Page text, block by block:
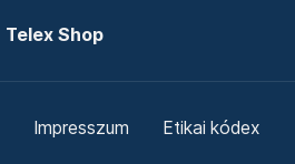
Telex Shop
Impresszum Etikai kódex